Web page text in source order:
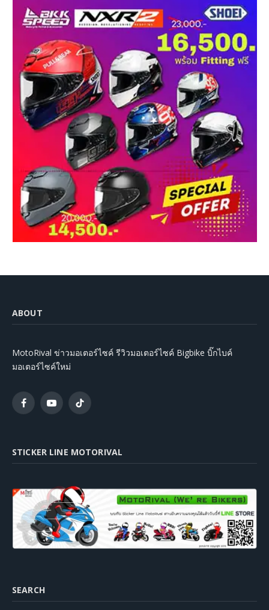
ABOUT
MotoRival ข่าวมอเตอร์ไซค์ รีวิวมอเตอร์ไซค์ Bigbike บิ๊กไบค์
มอเตอร์ไซค์ใหม่
FacebookYouTubeTikTok
STICKER LINE MOTORIVAL
SEARCH